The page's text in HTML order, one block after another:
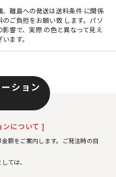
、離島への発送は送料条件 に関係
のご負担をお願い致 します。パソ
影響で、実際 の色と異なって見え
ます。
ション
ンについて ]
額をご案内します。ご発注時の目
ては、